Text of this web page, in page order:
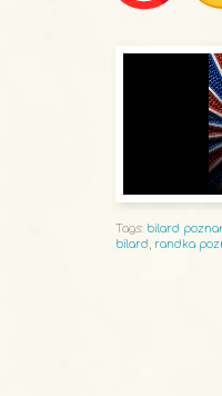
Tags: bilard
bilard
randka